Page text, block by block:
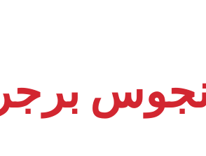
برجر